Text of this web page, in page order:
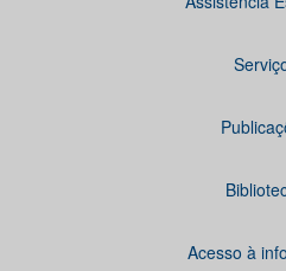
Acesso à